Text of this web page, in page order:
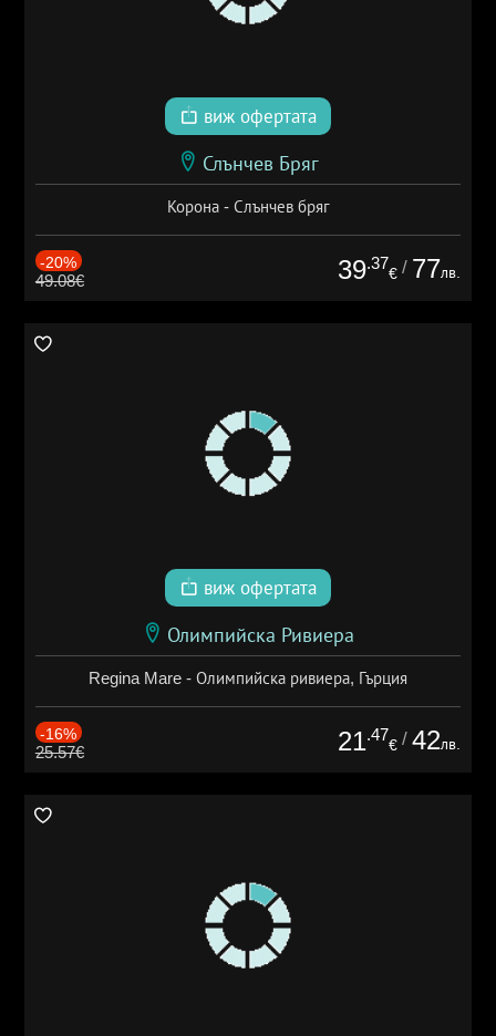
виж офертата
Слънчев Бряг
Корона - Слънчев бряг
-20%
49.08€ 39.37
€ / 77лв.
виж офертата
Олимпийска Ривиера
Regina Mare - Олимпийска ривиера, Гърция
-16%
25.57€ 21.47
€ / 42лв.